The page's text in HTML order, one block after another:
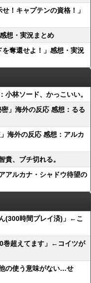
！キャプテンの資格！」
想・実況まとめ
を奪還せよ！」感想・実況
林ソード、かっこいい。
」海外の反応 感想：るる
海外の反応 感想：アルカ
貴、ブチ切れる。
アルカナ・シャドウ待望の
(300時間プレイ済)」←こ
巻超えてます」←コイツが
の使う意味がない…せ